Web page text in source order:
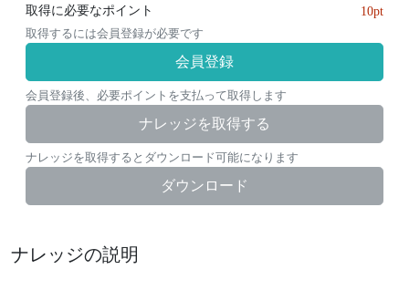
取得に必要なポイント
10pt
取得するには会員登録が必要です
会員登録
会員登録後、必要ポイントを支払って取得します
ナレッジを取得する
ナレッジを取得するとダウンロード可能になります
ダウンロード
ナレッジの説明